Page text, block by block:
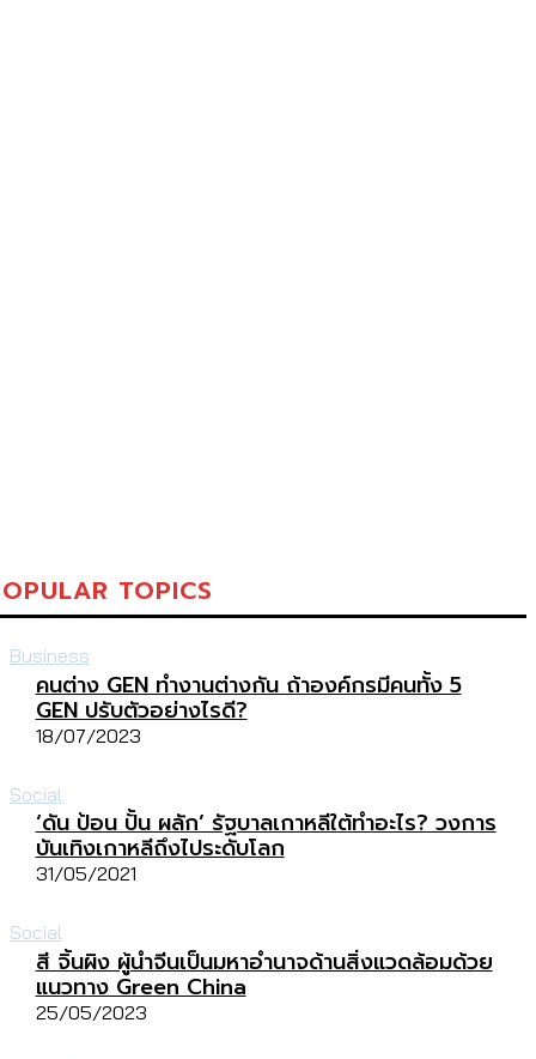
TOPICS
Business
คนต่าง GEN ทำงานต่างกัน ถ้าองค์กรมีคนทั้ง 5
GEN ปรับตัวอย่างไรดี?
18/07/2023
Social
‘ดัน ป้อน ปั้น ผลัก’ รัฐบาลเกาหลีใต้ทำอะไร? วงการ
บันเทิงเกาหลีถึงไประดับโลก
31/05/2021
Social
สี จิ้นผิง ผู้นำจีนเป็นมหาอำนาจด้านสิ่งแวดล้อมด้วย
แนวทาง Green China
25/05/2023